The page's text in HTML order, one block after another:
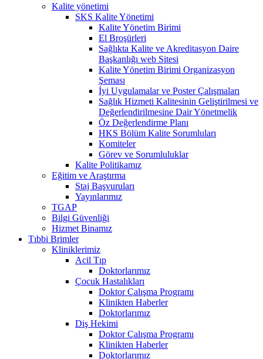
Kalite yönetimi
SKS Kalite Yönetimi
Kalite Yönetim Birimi
El Broşürleri
Sağlıkta Kalite ve Akreditasyon Daire
Başkanlığı web Sitesi
Kalite Yönetim Birimi Organizasyon
Şeması
İyi Uygulamalar ve Poster Çalışmaları
Sağlık Hizmeti Kalitesinin Geliştirilmesi ve
Değerlendirilmesine Dair Yönetmelik
Öz Değerlendirme Planı
HKS Bölüm Kalite Sorumluları
Komiteler
Görev ve Sorumluluklar
Kalite Politikamız
Eğitim ve Araştırma
Staj Başvuruları
Yayınlarımız
TGAP
Bilgi Güvenliği
Hizmet Binamız
Tıbbi Brimler
Kliniklerimiz
Acil Tıp
Doktorlarımız
Çocuk Hastalıkları
Doktor Çalışma Programı
Klinikten Haberler
Doktorlarımız
Diş Hekimi
Doktor Çalışma Programı
Klinikten Haberler
Doktorlarımız